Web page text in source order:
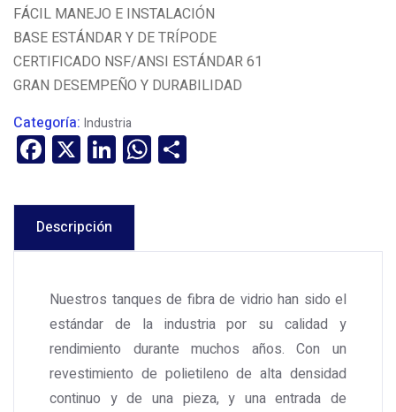
FÁCIL MANEJO E INSTALACIÓN
BASE ESTÁNDAR Y DE TRÍPODE
CERTIFICADO NSF/ANSI ESTÁNDAR 61
GRAN DESEMPEÑO Y DURABILIDAD
Categoría: Industria
Facebook
X LinkedIn
WhatsApp
Descripción
Nuestros tanques de fibra de vidrio han sido el
estándar de la industria por su calidad y
rendimiento durante muchos años. Con un
revestimiento de polietileno de alta densidad
continuo y de una pieza, y una entrada de